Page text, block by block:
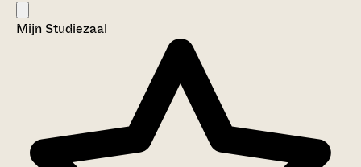
Mijn Studiezaal